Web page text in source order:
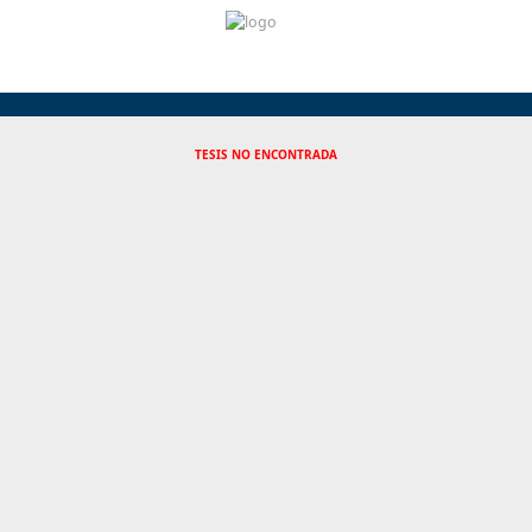
TESIS NO ENCONTRADA